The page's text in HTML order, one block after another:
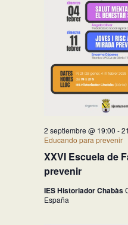
XXVI Escuela de
prevenir
2 septiembre @ 19:00 -
Educando para prevenir
IES Historiador Chabàs
España